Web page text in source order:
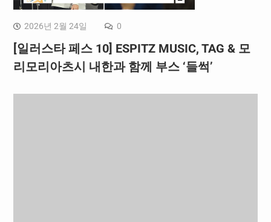
2026년 2월 24일 0
[일러스타 페스 10] ESPITZ MUSIC, TAG & 모
리모리아츠시 내한과 함께 부스 ‘들썩’